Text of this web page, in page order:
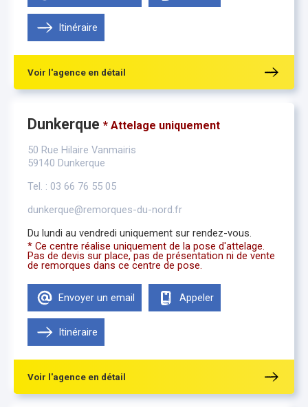
Itinéraire
Voir l'agence en détail
Dunkerque * Attelage uniquement
50 Rue Hilaire Vanmairis
59140 Dunkerque
Tel. : 03 66 76 55 05
dunkerque@remorques-du-nord.fr
Du lundi au vendredi uniquement sur rendez-vous.
* Ce centre réalise uniquement de la pose d'attelage.
Pas de devis sur place, pas de présentation ni de vente
de remorques dans ce centre de pose.
Envoyer un email Appeler
Itinéraire
Voir l'agence en détail